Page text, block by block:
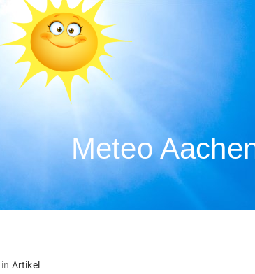
Meteo
in Artikel